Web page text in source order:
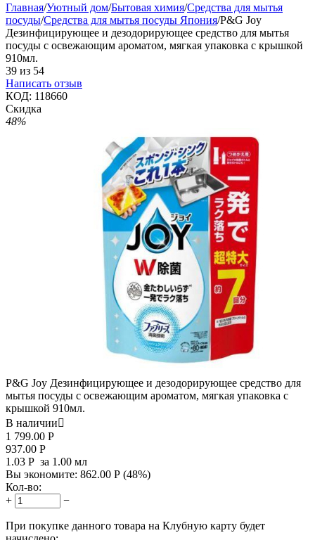
Главная/Уютный дом/Бытовая химия/Средства для мытья
посуды/Средства для мытья посуды Япония/P&G Joy
Дезинфицирующее и дезодорирующее средство для мытья
посуды с освежающим ароматом, мягкая упаковка с крышкой
910мл.
39 из 54
Написать отзыв
КОД: 118660
Скидка
48%
P&G Joy Дезинфицирующее и дезодорирующее средство для
мытья посуды с освежающим ароматом, мягкая упаковка с
крышкой 910мл.
В наличии
1 799.00 Р
937.00 Р
1.03 Р за 1.00 мл
Вы экономите: 862.00 Р (48%)
Кол-во:
+
−
При покупке данного товара на Клубную карту будет